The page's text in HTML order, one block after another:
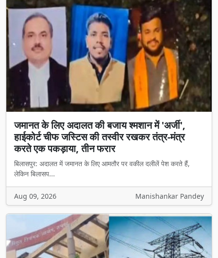
जमानत के लिए अदालत की बजाय श्मशान में 'अर्जी',
हाईकोर्ट चीफ जस्टिस की तस्वीर रखकर तंत्र-मंत्र
करते एक पकड़ाया, तीन फरार
बिलासपुर: अदालत में जमानत के लिए आमतौर पर वकील दलीलें पेश करते हैं,
लेकिन बिलासप...
Aug 09, 2026 Manishankar Pandey